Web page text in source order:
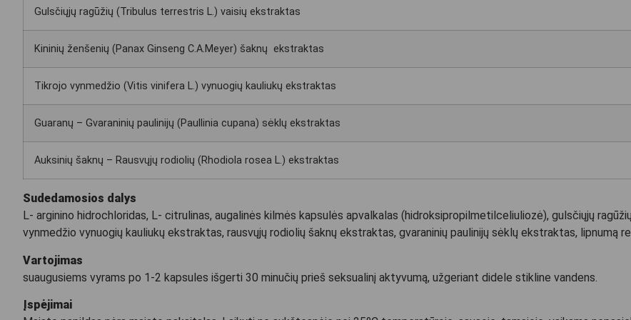
Gulsčiųjų ragūžių (Tribulus terrestris L.) vaisių ekstraktas
Kininių ženšenių (Panax Ginseng C.A.Meyer) šaknų ekstraktas
Tikrojo vynmedžio (Vitis vinifera L.) vynuogių kauliukų ekstraktas
Guaranų – Gvaraninių paulinijų (Paullinia cupana) sėklų ekstraktas
Auksinių šaknų – Rausvųjų rodiolių (Rhodiola rosea L.) ekstraktas
Sudedamosios dalys
L- arginino hidrochloridas, L- citrulinas, augalinės kilmės kapsulės apvalkalas (hidroksipropilmetilceliuliozė), gulsčiųjų
vynmedžio vynuogių kauliukų ekstraktas, rausvųjų rodiolių šaknų ekstraktas, gvaraninių paulinijų sėklų ekstraktas, lipnumą
Vartojimas
suaugusiems vyrams po 1-2 kapsules išgerti 30 minučių prieš seksualinį aktyvumą, užgeriant didele stikline vandens.
Įspėjimai